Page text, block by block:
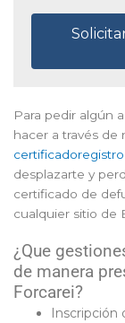
Para pedir algún
hacer a través de
desplazarte y
certificado de
cualquier sitio de
¿Que
de manera
Forcarei?
Inscripción